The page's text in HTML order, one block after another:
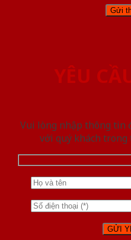
YÊU
Vui lòng nhập thông tin
với quý khách